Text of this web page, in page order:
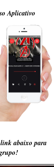
Aplicativo
abaixo para